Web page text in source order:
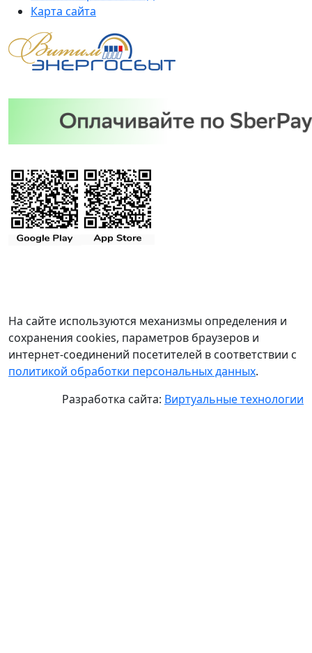
Карта сайта
На сайте используются механизмы определения и
сохранения cookies, параметров браузеров и
интернет-соединений посетителей в соответствии с
политикой обработки персональных данных.
Разработка сайта: Виртуальные технологии